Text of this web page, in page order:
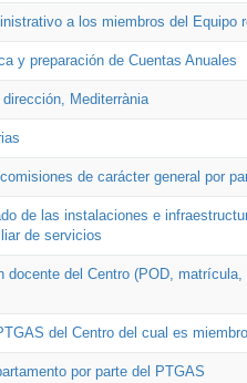
a los miembros del Equipo
y preparación de Cuentas Anuales
Mediterrània
de carácter general por
de las instalaciones e
de servicios
docente del Centro (POD,
del Centro del cual es
por parte del PTGAS